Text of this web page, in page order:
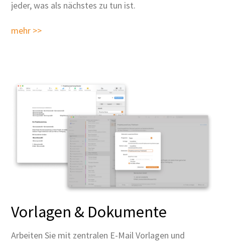
jeder, was als nächstes zu tun ist.
mehr >>
Vorlagen & Dokumente
Arbeiten Sie mit zentralen E-Mail Vorlagen und